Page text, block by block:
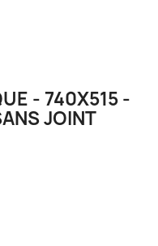
- 740X515 -
JOINT